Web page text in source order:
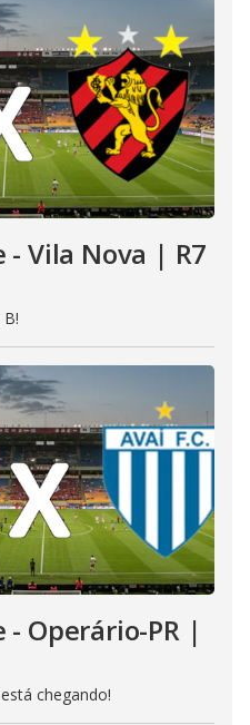
- Vila Nova | R7
- Operário-PR |
chegando!